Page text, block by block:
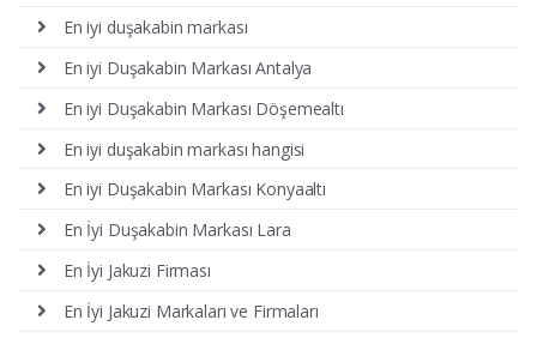
En iyi duşakabin markası
En iyi Duşakabin Markası Antalya
En iyi Duşakabin Markası Döşemealtı
En iyi duşakabin markası hangisi
En iyi Duşakabin Markası Konyaaltı
En İyi Duşakabin Markası Lara
En İyi Jakuzi Firması
En İyi Jakuzi Markaları ve Firmaları